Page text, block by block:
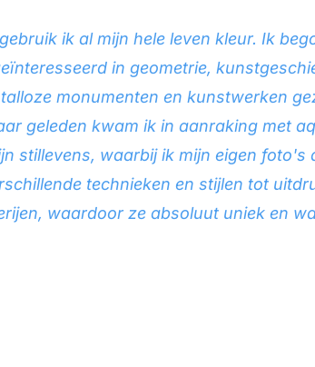
ik al mijn hele leven kleur. Ik
in geometrie,
monumenten en kunstwerken
geleden kwam ik in aanraking met
stillevens, waarbij ik mijn eigen
technieken en stijlen tot
waardoor ze absoluut uniek en